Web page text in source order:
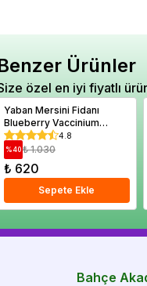
LAMBERT 120
5
Sepete Ekle
Ficus
60 80
₺
Ürünler
özel en iyi fiyatlı
Yaban Mersini Fidanı
Blueberry Vaccinium
corymbosum BRİGİTTA
Saksıda
4.8
%40 ₺ 1.030
₺ 620
Sepete Ekle
Bahçe